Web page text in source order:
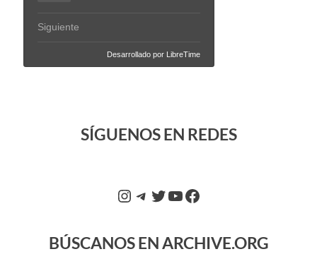
SÍGUENOS EN REDES
BÚSCANOS EN ARCHIVE.ORG